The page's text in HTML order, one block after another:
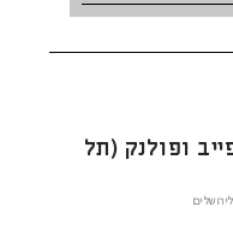
ופולנק (תל